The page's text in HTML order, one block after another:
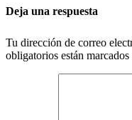
Deja una respuesta
Tu dirección de correo
obligatorios están marcados